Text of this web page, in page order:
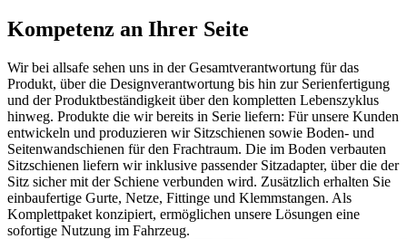
Kompetenz an Ihrer Seite
Wir bei allsafe sehen uns in der Gesamtverantwortung für das
Produkt, über die Designverantwortung bis hin zur Serienfertigung
und der Produktbeständigkeit über den kompletten Lebenszyklus
hinweg. Produkte die wir bereits in Serie liefern: Für unsere Kunden
entwickeln und produzieren wir Sitzschienen sowie Boden- und
Seitenwandschienen für den Frachtraum. Die im Boden verbauten
Sitzschienen liefern wir inklusive passender Sitzadapter, über die der
Sitz sicher mit der Schiene verbunden wird. Zusätzlich erhalten Sie
einbaufertige Gurte, Netze, Fittinge und Klemmstangen. Als
Komplettpaket konzipiert, ermöglichen unsere Lösungen eine
sofortige Nutzung im Fahrzeug.